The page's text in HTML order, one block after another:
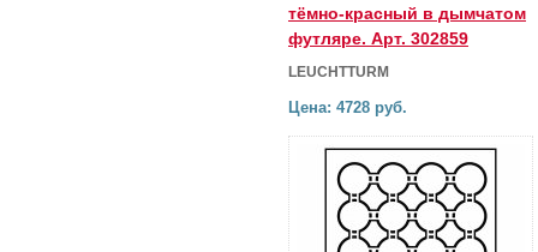
тёмно-красный в дымчатом
футляре. Арт. 302859
LEUCHTTURM
Цена: 4728 руб.